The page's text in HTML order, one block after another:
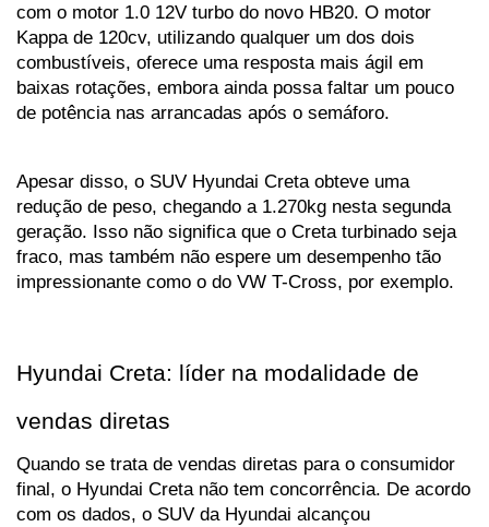
com o motor 1.0 12V turbo do novo HB20. O motor
Kappa de 120cv, utilizando qualquer um dos dois
combustíveis, oferece uma resposta mais ágil em
baixas rotações, embora ainda possa faltar um pouco
de potência nas arrancadas após o semáforo.
Apesar disso, o SUV Hyundai Creta obteve uma
redução de peso, chegando a 1.270kg nesta segunda
geração. Isso não significa que o Creta turbinado seja
fraco, mas também não espere um desempenho tão
impressionante como o do VW T-Cross, por exemplo.
Hyundai Creta: líder na modalidade de
vendas diretas
Quando se trata de vendas diretas para o consumidor
final, o Hyundai Creta não tem concorrência. De acordo
com os dados, o SUV da Hyundai alcançou